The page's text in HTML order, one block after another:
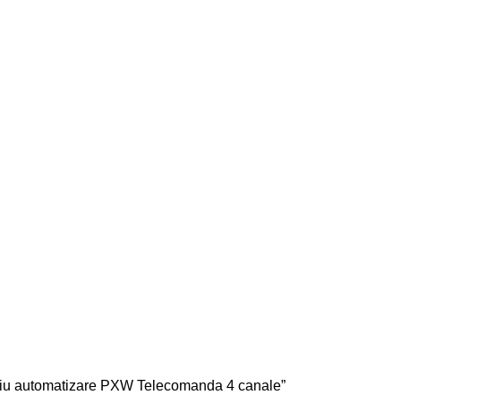
automatizare PXW Telecomanda 4 canale”